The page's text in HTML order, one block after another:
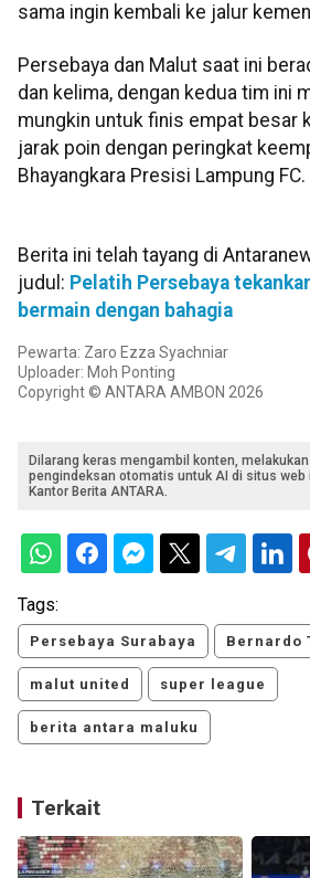
sama ingin kembali ke jalur
Persebaya dan Malut saat ini
dan kelima, dengan kedua tim ini
mungkin untuk finis empat besar
jarak poin dengan peringkat
Bhayangkara Presisi Lampung FC.
Berita ini telah tayang di
judul: Pelatih Persebaya
bermain dengan bahagia
Pewarta: Zaro Ezza Syachniar
Uploader: Moh Ponting
Copyright © ANTARA AMBON 2026
Dilarang keras mengambil konten,
pengindeksan otomatis untuk AI di situs
Kantor Berita ANTARA.
Tags:
Persebaya Surabaya Bernardo
malut united super league
berita antara maluku
Terkait